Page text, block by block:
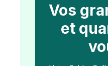
Vos
et